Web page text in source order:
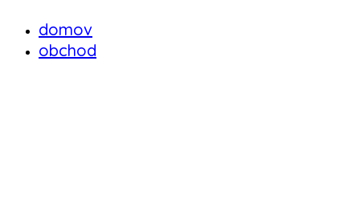
domov
obchod